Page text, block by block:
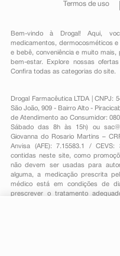
Termos de uso
Bem-vindo à Drogal! Aqui,
medicamentos , dermocosméticos
e bebê, conveniênciae muito mais,
bem-estar. Explore nossas
Confira todas as categorias do site.
Drogal Farmacêutica LTDA | CNPJ:
São João, 909 - Bairro Alto -
de Atendimento ao Consumidor:
Sábado das 8h às 15h) ou
Giovanna do Rosario Martins –
Anvisa (AFE): 7.15583.1 / CEVS:
contidas neste site, como
não devem ser usadas para
alguma, a medicação prescrita
médico está em condições de
prescrever o tratamento